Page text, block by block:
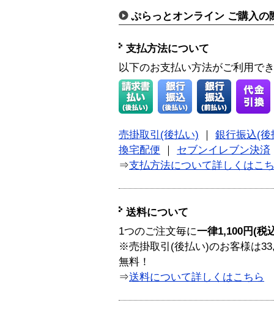
ぷらっとオンライン ご購入の
支払方法について
以下のお支払い方法がご利用で
売掛取引(後払い)
銀行振込(後
換宅配便
セブンイレブン決済
⇒支払方法について詳しくはこ
送料について
1つのご注文毎に一律1,100円(税
※売掛取引(後払い)のお客様は
無料！
⇒送料について詳しくはこちら